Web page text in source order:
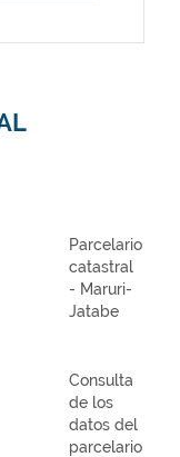
Parcelario
catastral
- Maruri-
Jatabe
Consulta
de los
datos del
parcelario